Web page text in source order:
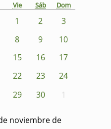
Vie Sáb Dom
1 2
3
8 9
10
15 16
17
22 23
24
29 30 1
noviembre de